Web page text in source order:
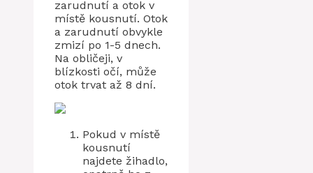
zarudnutí a otok v
místě kousnutí. Otok
a zarudnutí obvykle
zmizí po 1-5 dnech.
Na obličeji, v
blízkosti očí, může
otok trvat až 8 dní.
Pokud v místě
kousnutí
najdete žihadlo,